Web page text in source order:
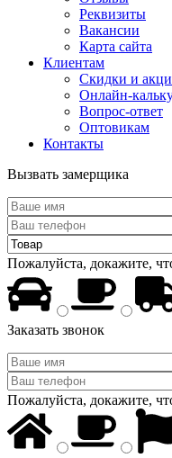
Реквизиты
Вакансии
Карта сайта
Клиентам
Скидки и
Онлайн-
Вопрос-ответ
Оптовикам
Контакты
Вызвать замерщика
Пожалуйста, докажите,
Заказать звонок
Пожалуйста, докажите,